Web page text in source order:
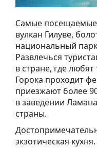
Самые посещаемые
вулкан Гилуве,
национальный
Развлечься
в стране, где
Горока проходит
приезжают более
в заведении
страны.
экзотическая